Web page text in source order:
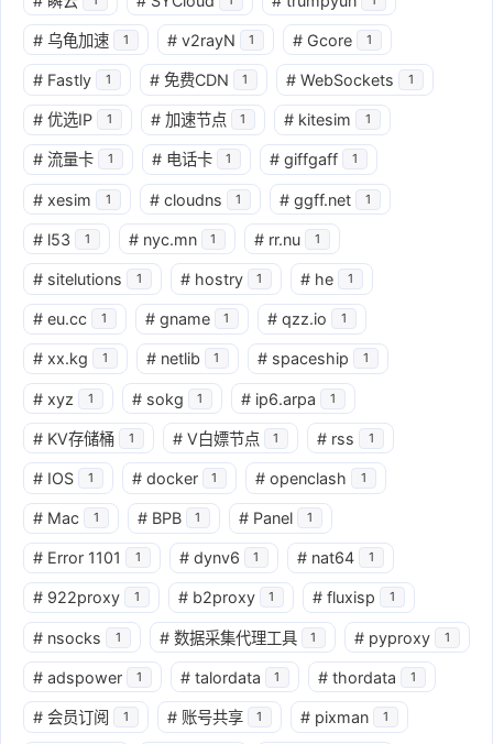
# 乌龟加速 1 # v2rayN 1 # Gcore 1
# Fastly 1 # 免费CDN 1 # WebSockets 1
# 优选IP 1 # 加速节点 1 # kitesim 1
# 流量卡 1 # 电话卡 1 # giffgaff 1
# xesim 1 # cloudns 1 # ggff.net 1
# l53 1 # nyc.mn 1 # rr.nu 1
# sitelutions 1 # hostry 1 # he 1
# eu.cc 1 # gname 1 # qzz.io 1
# xx.kg 1 # netlib 1 # spaceship 1
# xyz 1 # sokg 1 # ip6.arpa 1
# KV存储桶 1 # V白嫖节点 1 # rss 1
# IOS 1 # docker 1 # openclash 1
# Mac 1 # BPB 1 # Panel 1
# Error 1101 1 # dynv6 1 # nat64 1
# 922proxy 1 # b2proxy 1 # fluxisp 1
# nsocks 1 # 数据采集代理工具 1 # pyproxy 1
# adspower 1 # talordata 1 # thordata 1
# 会员订阅 1 # 账号共享 1 # pixman 1